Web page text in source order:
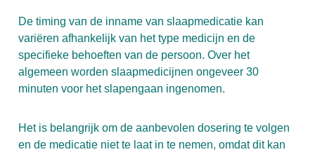
De timing van de inname van slaapmedicatie kan
variëren afhankelijk van het type medicijn en de
specifieke behoeften van de persoon. Over het
algemeen worden slaapmedicijnen ongeveer 30
minuten voor het slapengaan ingenomen.
Het is belangrijk om de aanbevolen dosering te volgen
en de medicatie niet te laat in te nemen, omdat dit kan